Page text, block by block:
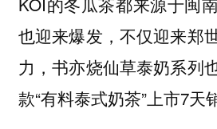
也迎来爆发，不仅迎来郑
力，书亦烧仙草泰奶系列
款“有料泰式奶茶”上市7天